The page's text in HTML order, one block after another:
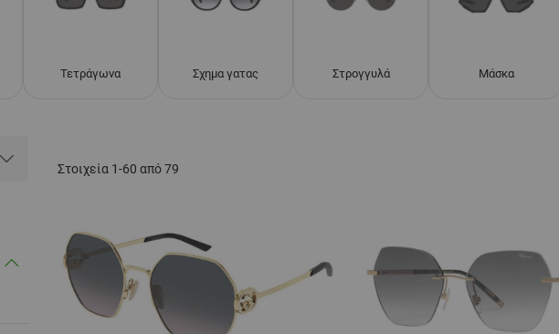
Τετράγωνα Σχημα γατας Στρογγυλά Μάσκα
Στοιχεία 1-60 από79